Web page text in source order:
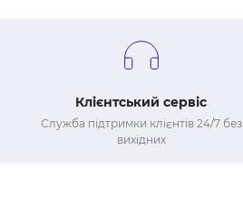
Клієнтський сервіс
Служба підтримки клієнтів 24/7 без
вихідних